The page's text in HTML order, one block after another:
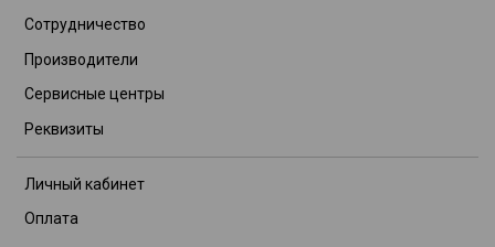
Сотрудничество
Производители
Сервисные центры
Реквизиты
Личный кабинет
Оплата